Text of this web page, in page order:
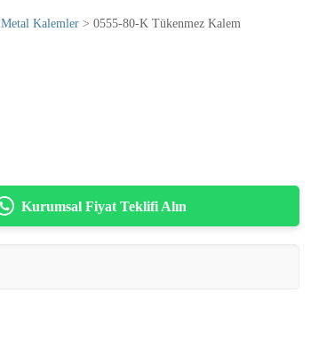
Metal Kalemler > 0555-80-K Tükenmez Kalem
Kurumsal Fiyat Teklifi Alın